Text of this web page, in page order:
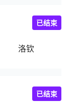
洛钦
已结束
已结束